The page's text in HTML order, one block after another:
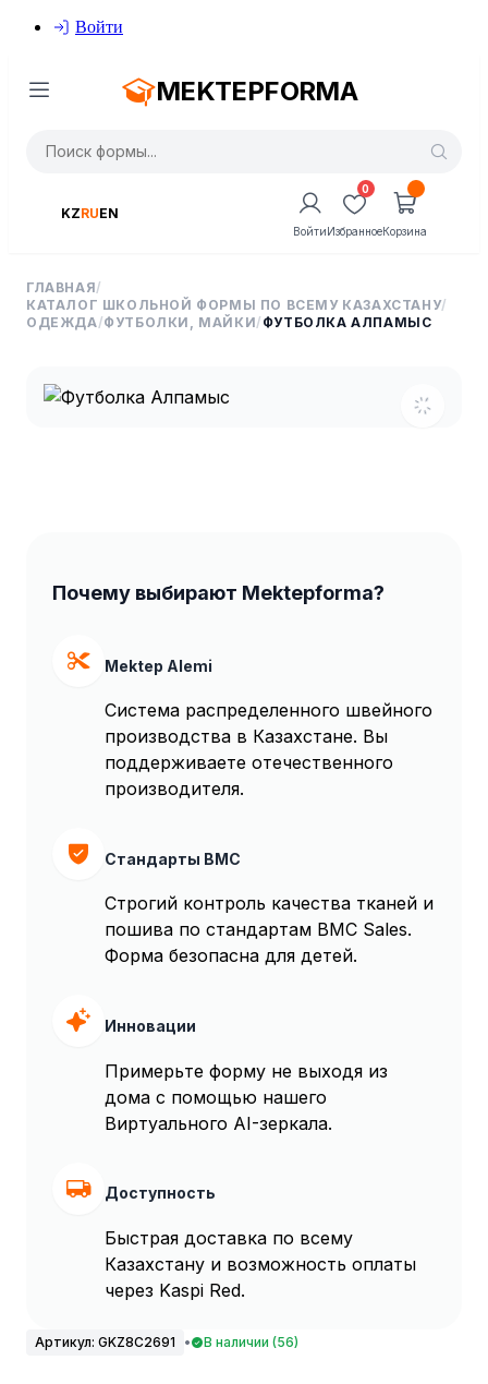
Войти
MEKTEPFORMA
KZRUEN
Войти
0
ИзбранноеКорзина
ГЛАВНАЯ/
КАТАЛОГ ШКОЛЬНОЙ ФОРМЫ ПО ВСЕМУ КАЗАХСТАНУ/
ОДЕЖДА/ФУТБОЛКИ, МАЙКИ/ ФУТБОЛКА АЛПАМЫС
Почему выбирают Mektepforma?
Mektep Alemi
Система распределенного швейного
производства в Казахстане. Вы
поддерживаете отечественного
производителя.
Стандарты BMC
Строгий контроль качества тканей и
пошива по стандартам BMC Sales.
Форма безопасна для детей.
Инновации
Примерьте форму не выходя из
дома с помощью нашего
Виртуального AI-зеркала.
Доступность
Быстрая доставка по всему
Казахстану и возможность оплаты
через Kaspi Red.
Артикул: GKZ8C2691 • В наличии (56)